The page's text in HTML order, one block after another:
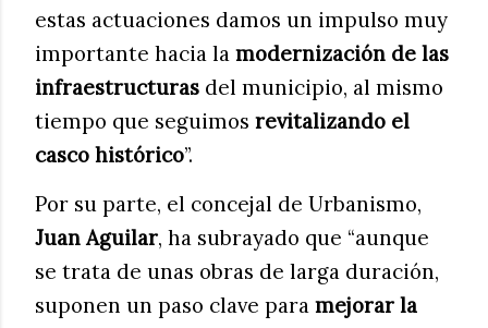
estas actuaciones damos un impulso muy
importante hacia la modernización de las
infraestructuras del municipio, al mismo
tiempo que seguimos revitalizando el
casco histórico”.
Por su parte, el concejal de Urbanismo,
Juan Aguilar, ha subrayado que “aunque
se trata de unas obras de larga duración,
suponen un paso clave para mejorar la